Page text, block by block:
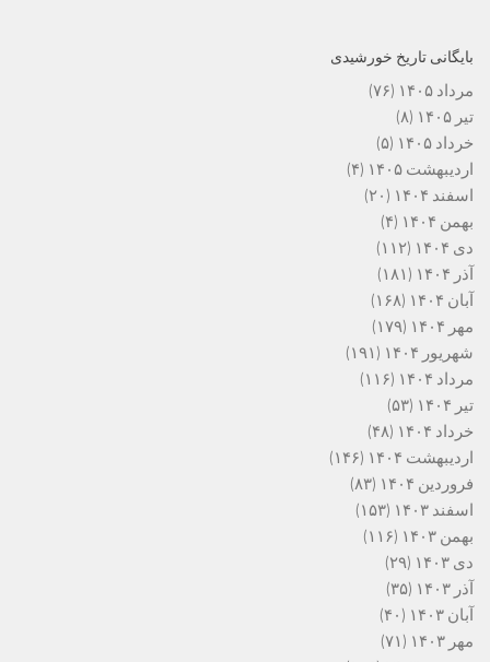
بایگانی تاریخ خورشیدی
مرداد ۱۴۰۵
(۷۶)
تیر ۱۴۰۵
(۸)
خرداد ۱۴۰۵
(۵)
اردیبهشت ۱۴۰۵
(۴)
اسفند ۱۴۰۴
(۲۰)
بهمن ۱۴۰۴
(۴)
دی ۱۴۰۴
(۱۱۲)
آذر ۱۴۰۴
(۱۸۱)
آبان ۱۴۰۴
(۱۶۸)
مهر ۱۴۰۴
(۱۷۹)
شهریور ۱۴۰۴
(۱۹۱)
مرداد ۱۴۰۴
(۱۱۶)
تیر ۱۴۰۴
(۵۳)
خرداد ۱۴۰۴
(۴۸)
اردیبهشت ۱۴۰۴
(۱۴۶)
فروردین ۱۴۰۴
(۸۳)
اسفند ۱۴۰۳
(۱۵۳)
بهمن ۱۴۰۳
(۱۱۶)
دی ۱۴۰۳
(۲۹)
آذر ۱۴۰۳
(۳۵)
آبان ۱۴۰۳
(۴۰)
مهر ۱۴۰۳
(۷۱)